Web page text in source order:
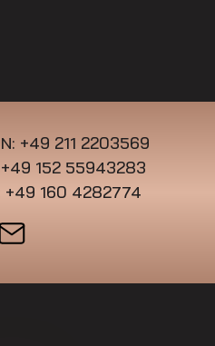
+49 211 2203569
+49 152 55943283
+49 160 4282774